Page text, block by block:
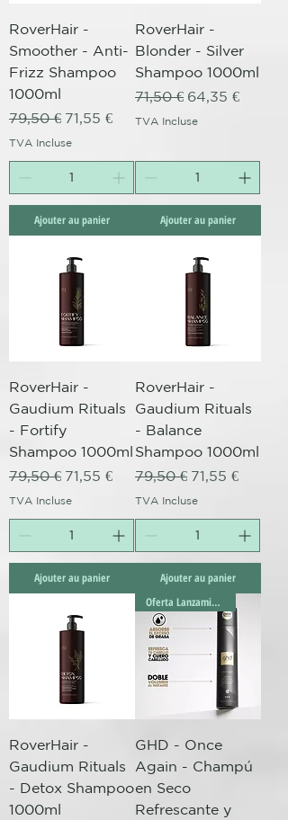
RoverHair -
Smoother - Anti-
Frizz Shampoo
1000ml
Prix original
79,50 € Prix promotionnel
71,55 €
TVA Incluse
Ajouter au panier
RoverHair -
Blonder - Silver
Shampoo 1000ml
Prix original
71,50 € Prix
64,35 €
TVA Incluse
Ajouter au panier
RoverHair -
Gaudium Rituals
- Fortify
Shampoo 1000ml
Prix original
79,50 € Prix promotionnel
71,55 €
TVA Incluse
Ajouter au panier
RoverHair -
Gaudium Rituals
- Balance
Shampoo 1000ml
Prix original
79,50 € Prix
71,55 €
TVA Incluse
Ajouter au panier
RoverHair -
Gaudium Rituals
- Detox Shampoo
1000ml
Oferta Lanzamiento!
GHD - Once
Again - Champú
en Seco
Refrescante y